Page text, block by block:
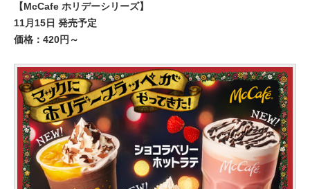
【McCafe ホリデーシリーズ】
11月15日 発売予定
価格：420円～